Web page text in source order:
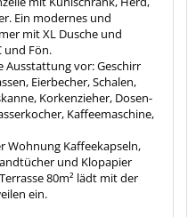
Ein modernes und
mit XL Dusche und
und Fön.
Ausstattung vor: Geschirr
Eierbecher, Schalen,
Korkenzieher, Dosen-
Kaffeemaschine,
Wohnung Kaffeekapseln,
und Klopapier
80m² lädt mit der
ein.